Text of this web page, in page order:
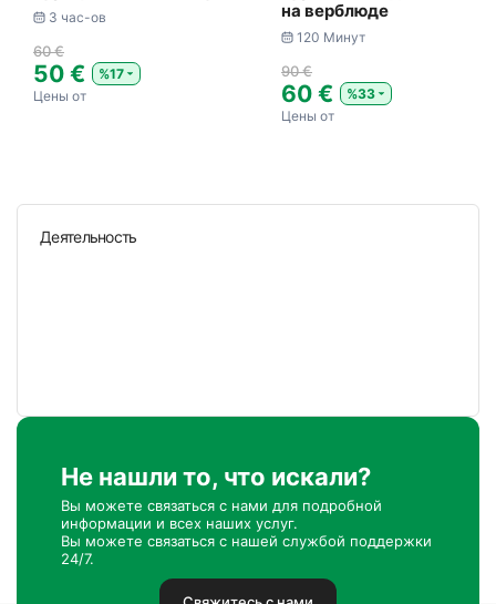
3 час-ов
60 €
50 €
%17
Цены от
на верблюде
120 Минут
90 €
60 €
%33
Цены от
Деятельность
Не нашли то, что искали?
Вы можете связаться с нами для подробной
информации и всех наших услуг.
Вы можете связаться с нашей службой поддержки
24/7.